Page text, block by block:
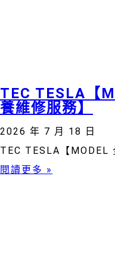
TEC TESLA【
養維修服務】
2026 年 7 月 18 日
TEC TESLA【MODEL
閱讀更多 »